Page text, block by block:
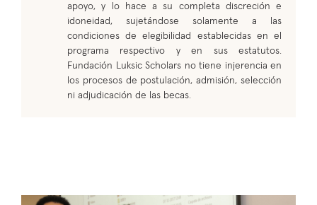
apoyo, y lo hace a su completa discreción e
idoneidad, sujetándose solamente a las
condiciones de elegibilidad establecidas en el
programa respectivo y en sus estatutos.
Fundación Luksic Scholars no tiene injerencia en
los procesos de postulación, admisión, selección
ni adjudicación de las becas.